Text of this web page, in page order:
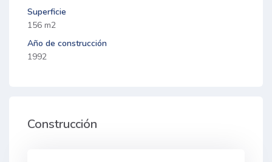
Superficie
156 m2
Año de construcción
1992
Construcción